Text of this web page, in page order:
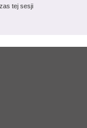
tej sesji